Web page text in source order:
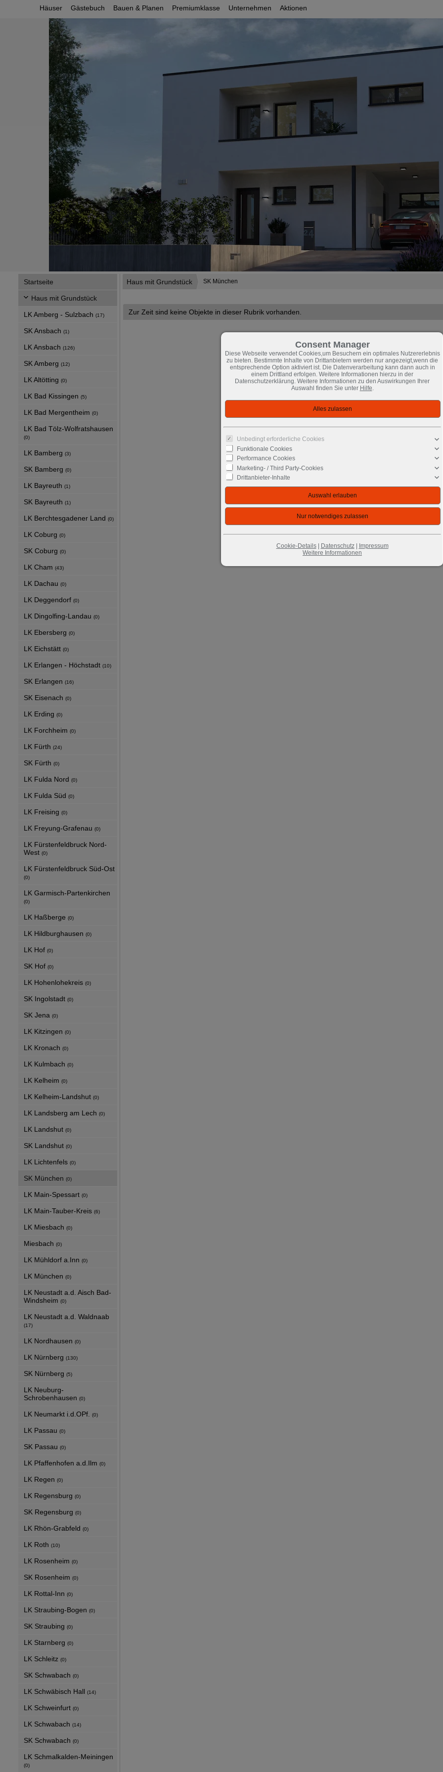
Häuser Gästebuch Bauen & Planen Premiumklasse Unternehmen Aktionen
Startseite
Haus mit Grundstück
LK Amberg - Sulzbach (17)
SK Ansbach (1)
LK Ansbach (126)
SK Amberg (12)
LK Altötting (0)
LK Bad Kissingen (5)
LK Bad Mergentheim (0)
LK Bad Tölz-Wolfratshausen
(0)
LK Bamberg (3)
SK Bamberg (0)
LK Bayreuth (1)
SK Bayreuth (1)
LK Berchtesgadener Land (0)
LK Coburg (0)
SK Coburg (0)
LK Cham (43)
LK Dachau (0)
LK Deggendorf (0)
LK Dingolfing-Landau (0)
LK Ebersberg (0)
LK Eichstätt (0)
LK Erlangen - Höchstadt (10)
SK Erlangen (16)
SK Eisenach (0)
LK Erding (0)
LK Forchheim (0)
LK Fürth (24)
SK Fürth (0)
LK Fulda Nord (0)
LK Fulda Süd (0)
LK Freising (0)
LK Freyung-Grafenau (0)
LK Fürstenfeldbruck Nord-
West (0)
LK Fürstenfeldbruck Süd-Ost
(0)
LK Garmisch-Partenkirchen
(0)
LK Haßberge (0)
LK Hildburghausen (0)
LK Hof (0)
SK Hof (0)
LK Hohenlohekreis (0)
SK Ingolstadt (0)
SK Jena (0)
LK Kitzingen (0)
LK Kronach (0)
LK Kulmbach (0)
LK Kelheim (0)
LK Kelheim-Landshut (0)
LK Landsberg am Lech (0)
LK Landshut (0)
SK Landshut (0)
LK Lichtenfels (0)
SK München (0)
LK Main-Spessart (0)
LK Main-Tauber-Kreis (6)
LK Miesbach (0)
Miesbach (0)
LK Mühldorf a.Inn (0)
LK München (0)
LK Neustadt a.d. Aisch Bad-
Windsheim (0)
LK Neustadt a.d. Waldnaab
(17)
LK Nordhausen (0)
LK Nürnberg (130)
SK Nürnberg (5)
LK Neuburg-
Schrobenhausen (0)
LK Neumarkt i.d.OPf. (0)
LK Passau (0)
SK Passau (0)
LK Pfaffenhofen a.d.Ilm (0)
LK Regen (0)
LK Regensburg (0)
SK Regensburg (0)
LK Rhön-Grabfeld (0)
LK Roth (10)
LK Rosenheim (0)
SK Rosenheim (0)
LK Rottal-Inn (0)
LK Straubing-Bogen (0)
SK Straubing (0)
LK Starnberg (0)
LK Schleitz (0)
SK Schwabach (0)
LK Schwäbisch Hall (14)
LK Schweinfurt (0)
LK Schwabach (14)
SK Schwabach (0)
LK Schmalkalden-Meiningen
(0)
Haus mit Grundstück SK München
Zur Zeit sind keine Objekte in dieser Rubrik vorhanden.
Consent Manager
Diese Webseite verwendet Cookies,um Besuchern ein optimales Nutzererlebnis
zu bieten. Bestimmte Inhalte von Drittanbietern werden nur angezeigt,wenn die
entsprechende Option aktiviert ist. Die Datenverarbeitung kann dann auch in
einem Drittland erfolgen. Weitere Informationen hierzu in der
Datenschutzerklärung. Weitere Informationen zu den Auswirkungen Ihrer
Auswahl finden Sie unter Hilfe.
Unbedingt erforderliche Cookies
Funktionale Cookies
Performance Cookies
Marketing- / Third Party-Cookies
Drittanbieter-Inhalte
Cookie-Details| Datenschutz|
Impressum
Weitere Informationen